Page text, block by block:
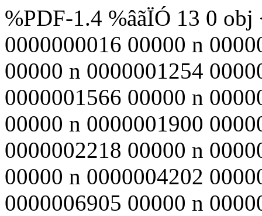
%PDF-1.4 %âãÏÓ 13 0
0000000016 00000 n
00000 n 0000001254
0000001566 00000 n
00000 n 0000001900
0000002218 00000 n
00000 n 0000004202
0000006905 00000 n